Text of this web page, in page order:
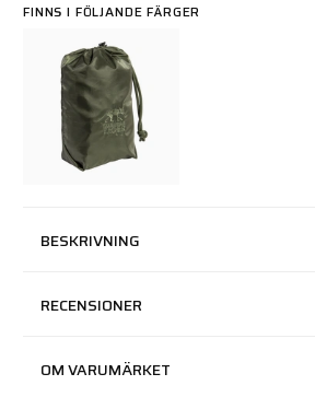
FINNS I FÖLJANDE FÄRGER
BESKRIVNING
RECENSIONER
OM VARUMÄRKET